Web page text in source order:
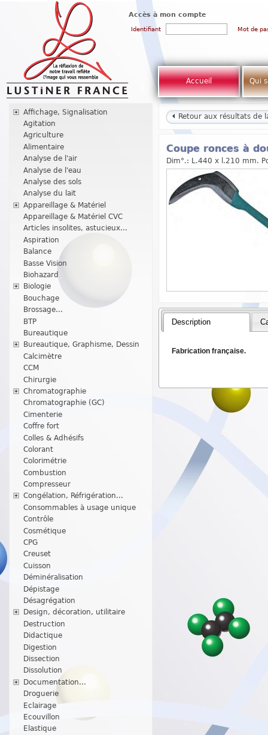
Accès à mon compte
Identifiant Mot de
Accueil Qui
Affichage, Signalisation
Agitation
Agriculture
Alimentaire
Analyse de l'air
Analyse de l'eau
Analyse des sols
Analyse du lait
Appareillage & Matériel
Appareillage & Matériel CVC
Articles insolites, astucieux...
Aspiration
Balance
Basse Vision
Biohazard
Biologie
Bouchage
Brossage...
BTP
Bureautique
Bureautique, Graphisme, Dessin
Calcimètre
CCM
Chirurgie
Chromatographie
Chromatographie (GC)
Cimenterie
Coffre fort
Colles & Adhésifs
Colorant
Colorimétrie
Combustion
Compresseur
Congélation, Réfrigération...
Consommables à usage unique
Contrôle
Cosmétique
CPG
Creuset
Cuisson
Déminéralisation
Dépistage
Désagrégation
Design, décoration, utilitaire
Destruction
Didactique
Digestion
Dissection
Dissolution
Documentation...
Droguerie
Eclairage
Ecouvillon
Elastique
Retour aux résultats de
Coupe ronces à
Dim°.: L.440 x l.210 mm.
Description
Fabrication française.